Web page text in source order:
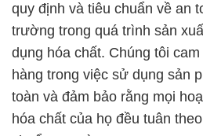
quy định và tiêu chuẩn về an
trường trong quá trình sản
dụng hóa chất. Chúng tôi
hàng trong việc sử dụng sản
toàn và đảm bảo rằng mọi
hóa chất của họ đều tuân